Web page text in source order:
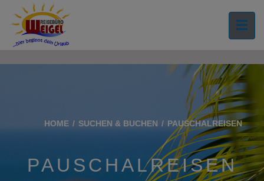
HOME SUCHEN & BUCHEN PAUSCHALREISEN
PAUSCHALREISEN